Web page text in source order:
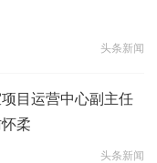
头条新闻
目运营中心副主任
柔
头条新闻